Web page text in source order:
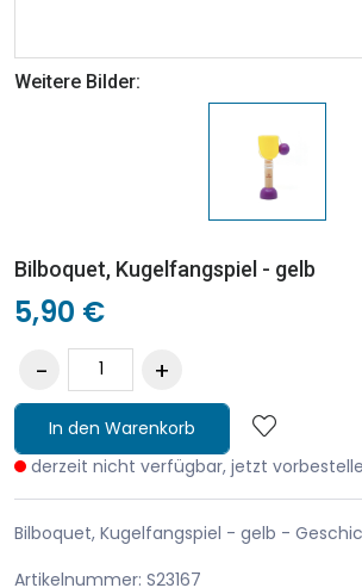
Weitere Bilder:
Bilboquet, Kugelfangspiel - gelb
5,90 €
In den Warenkorb
derzeit nicht verfügbar, jetzt
Bilboquet, Kugelfangspiel - gelb -
Artikelnummer: S23167